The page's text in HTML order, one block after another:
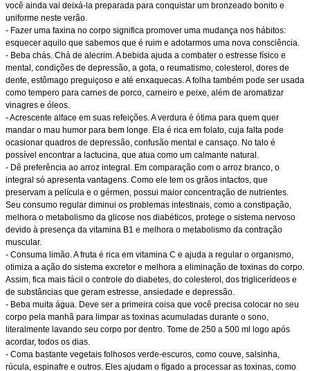
você ainda vai deixá-la preparada para conquistar um bronzeado bonito e
uniforme neste verão.
- Fazer uma faxina no corpo significa promover uma mudança nos hábitos:
esquecer aquilo que sabemos que é ruim e adotarmos uma nova consciência.
- Beba chás. Chá de alecrim. A bebida ajuda a combater o estresse físico e
mental, condições de depressão, a gota, o reumatismo, colesterol, dores de
dente, estômago preguiçoso e até enxaquecas. A folha também pode ser usada
como tempero para carnes de porco, carneiro e peixe, além de aromatizar
vinagres e óleos.
- Acrescente alface em suas refeições. A verdura é ótima para quem quer
mandar o mau humor para bem longe. Ela é rica em folato, cuja falta pode
ocasionar quadros de depressão, confusão mental e cansaço. No talo é
possível encontrar a lactucina, que atua como um calmante natural.
- Dê preferência ao arroz integral. Em comparação com o arroz branco, o
integral só apresenta vantagens. Como ele tem os grãos intactos, que
preservam a película e o gérmen, possui maior concentração de nutrientes.
Seu consumo regular diminui os problemas intestinais, como a constipação,
melhora o metabolismo da glicose nos diabéticos, protege o sistema nervoso
devido à presença da vitamina B1 e melhora o metabolismo da contração
muscular.
- Consuma limão. A fruta é rica em vitamina C e ajuda a regular o organismo,
otimiza a ação do sistema excretor e melhora a eliminação de toxinas do corpo.
Assim, fica mais fácil o controle do diabetes, do colesterol, dos triglicerídeos e
de substâncias que geram estresse, ansiedade e depressão.
- Beba muita água. Deve ser a primeira coisa que você precisa colocar no seu
corpo pela manhã para limpar as toxinas acumuladas durante o sono,
literalmente lavando seu corpo por dentro. Tome de 250 a 500 ml logo após
acordar, todos os dias.
- Coma bastante vegetais folhosos verde-escuros, como couve, salsinha,
rúcula, espinafre e outros. Eles ajudam o fígado a processar as toxinas, como